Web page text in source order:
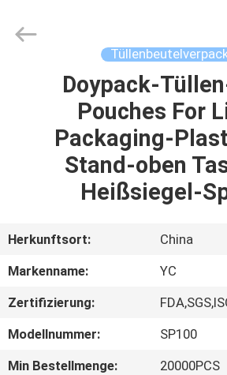
PRODUKTE
FABRIK-
Doypack-
Pouches For
Packaging-
Stand-oben
Heißsiegel-
Herkunftsort:
China
Markenname:
YC
Zertifizierung:
Modellnummer:
SP100
Min Bestellmenge:
20000PCS